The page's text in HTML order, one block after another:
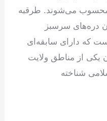
محسوب می‌شوند. طرقبه
دره‌های سرسبز
که دارای سابقه‌ای
یکی از مناطق ولایت
شناخته